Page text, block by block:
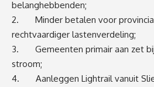
belanghebbenden;
2. Minder betalen voor
rechtvaardiger lastenverdeling;
3. Gemeenten primair aan zet
stroom;
4. Aanleggen Lightrail vanuit